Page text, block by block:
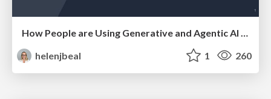
helenjbeal
1 260